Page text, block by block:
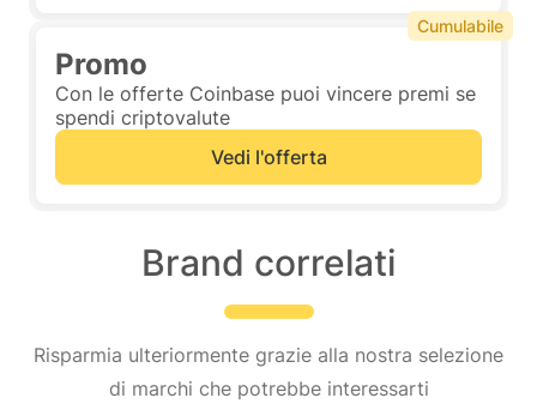
Promo
Con le offerte Coinbase puoi vincere premi se
spendi criptovalute
Vedi l'offerta
Cumulabile
Brand correlati
Risparmia ulteriormente grazie alla nostra selezione
di marchi che potrebbe interessarti